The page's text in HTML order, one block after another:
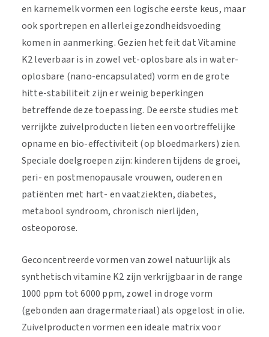
en karnemelk vormen een logische eerste keus, maar
ook sportrepen en allerlei gezondheidsvoeding
komen in aanmerking. Gezien het feit dat Vitamine
K2 leverbaar is in zowel vet-oplosbare als in water-
oplosbare (nano-encapsulated) vorm en de grote
hitte-stabiliteit zijn er weinig beperkingen
betreffende deze toepassing. De eerste studies met
verrijkte zuivelproducten lieten een voortreffelijke
opname en bio-effectiviteit (op bloedmarkers) zien.
Speciale doelgroepen zijn: kinderen tijdens de groei,
peri- en postmenopausale vrouwen, ouderen en
patiënten met hart- en vaatziekten, diabetes,
metabool syndroom, chronisch nierlijden,
osteoporose.
Geconcentreerde vormen van zowel natuurlijk als
synthetisch vitamine K2 zijn verkrijgbaar in de range
1000 ppm tot 6000 ppm, zowel in droge vorm
(gebonden aan dragermateriaal) als opgelost in olie.
Zuivelproducten vormen een ideale matrix voor